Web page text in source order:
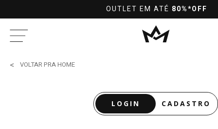
R$299,90 PARA TODO O BRASIL
VOLTAR PRA HOME
LOGIN CADASTRO